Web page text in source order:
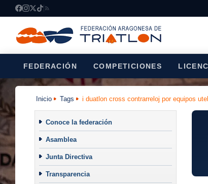
FEDERACIÓN COMPETICIONES
Inicio Tags
i duatlon cross contrarreloj por equipos
Conoce la federación
Asamblea
Junta Directiva
Transparencia